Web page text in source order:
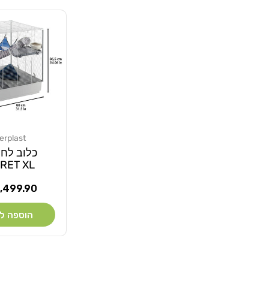
כלוב
XL
מחיר
₪
הוספה